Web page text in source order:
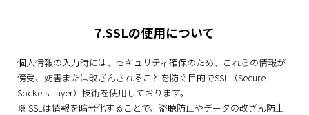
7.SSLの使用について
個人情報の入力時には、セキュリティ確保のため、これらの情報が
傍受、妨害または改ざんされることを防ぐ目的でSSL（Secure
Sockets Layer）技術を使用しております。
※ SSLは情報を暗号化することで、盗聴防止やデータの改ざん防止